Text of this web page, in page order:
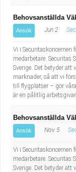
Behovsanställda
Ansök Jun 2
Vi i
medarbetare. Securitas
Sverige. Det betyder
marknader, så att vi
till flygplatser – gör
är en pålitlig
Behovsanställda
Ansök Nov 5
Vi i
medarbetare. Securitas
Sverige. Det betyder